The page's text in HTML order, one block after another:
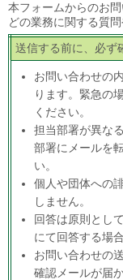
本フォームからのお
どの業務に関する質
送信する前に、必ず
お問い合わせの
ります。緊急の
ください。
担当部署が異な
部署にメールを
い。
個人や団体への
しません。
回答は原則とし
にて回答する場
お問い合わせの
確認メールが届